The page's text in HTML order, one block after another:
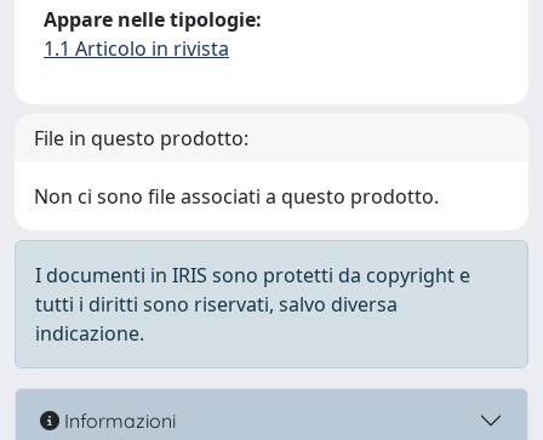
Appare nelle tipologie:
1.1 Articolo in rivista
File in questo prodotto:
Non ci sono file associati a questo prodotto.
I documenti in IRIS sono protetti da copyright e
tutti i diritti sono riservati, salvo diversa
indicazione.
Informazioni